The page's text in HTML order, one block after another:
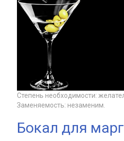
Степень необходимости:
Заменяемость: незаменим.
Бокал для